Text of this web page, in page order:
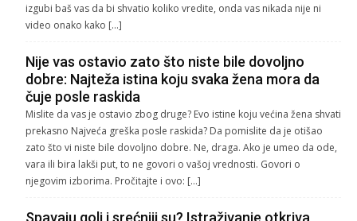
izgubi baš vas da bi shvatio koliko vredite, onda vas nikada nije ni
video onako kako […]
Nije vas ostavio zato što niste bile dovoljno
dobre: Najteža istina koju svaka žena mora da
čuje posle raskida
Mislite da vas je ostavio zbog druge? Evo istine koju većina žena shvati
prekasno Najveća greška posle raskida? Da pomislite da je otišao
zato što vi niste bile dovoljno dobre. Ne, draga. Ako je umeo da ode,
vara ili bira lakši put, to ne govori o vašoj vrednosti. Govori o
njegovim izborima. Pročitajte i ovo: […]
Spavaju goli i srećniji su? Istraživanje otkriva